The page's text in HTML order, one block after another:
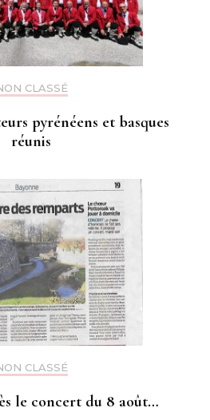
CLASSÉ
pyrénéens et basques
réunis
CLASSÉ
le concert du 8 août…